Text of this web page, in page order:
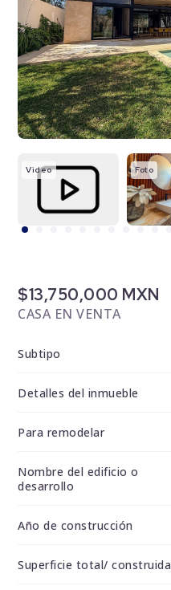
Video Foto
$13,750,000 MXN
CASA EN VENTA
Subtipo
Detalles del inmueble
Para remodelar
Nombre del edificio o
desarrollo
Año de construcción
Superficie total/ construida